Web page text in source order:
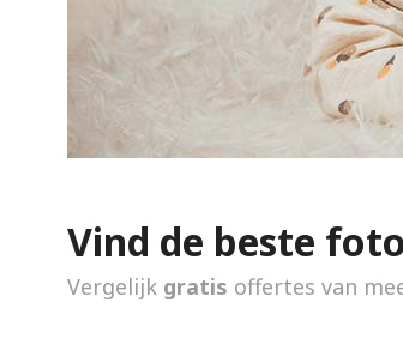
Vind de beste
Vergelijk gratis offertes van